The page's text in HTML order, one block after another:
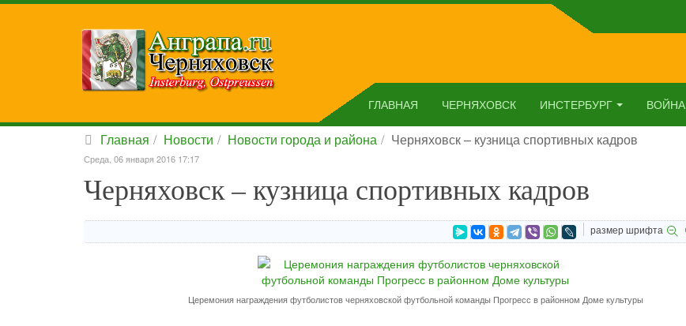
ГЛАВНАЯ ЧЕРНЯХОВСК ИНСТЕРБУРГ ВОЙНА
Главная Новости Новости города и района Черняховск – кузница спортивных кадров
Среда, 06 января 2016 17:17
Черняховск – кузница спортивных кадров
размер шрифта
Церемония награждения футболистов черняховской футбольной команды Прогресс в районном Доме культуры